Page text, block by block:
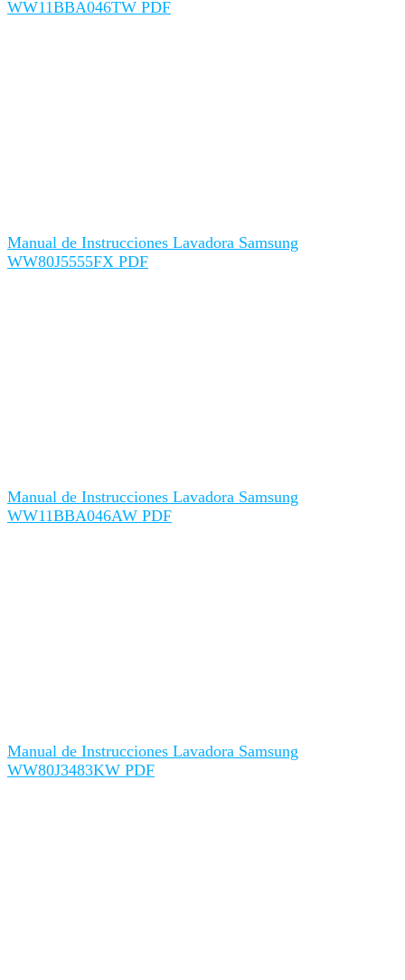
WW11BBA046TW PDF
Manual de Instrucciones Lavadora Samsung
WW80J5555FX PDF
Manual de Instrucciones Lavadora Samsung
WW11BBA046AW PDF
Manual de Instrucciones Lavadora Samsung
WW80J3483KW PDF